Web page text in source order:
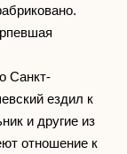
Санкт-
ездил к
и другие из
отношение к